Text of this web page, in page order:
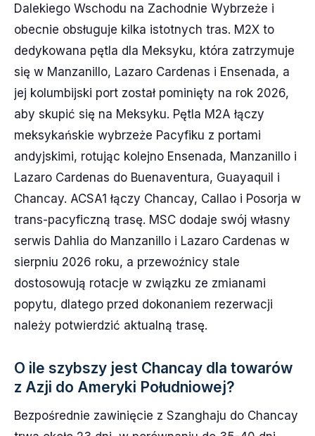
Dalekiego Wschodu na Zachodnie Wybrzeże i
obecnie obsługuje kilka istotnych tras. M2X to
dedykowana pętla dla Meksyku, która zatrzymuje
się w Manzanillo, Lazaro Cardenas i Ensenada, a
jej kolumbijski port został pominięty na rok 2026,
aby skupić się na Meksyku. Pętla M2A łączy
meksykańskie wybrzeże Pacyfiku z portami
andyjskimi, rotując kolejno Ensenada, Manzanillo i
Lazaro Cardenas do Buenaventura, Guayaquil i
Chancay. ACSA1 łączy Chancay, Callao i Posorja w
trans-pacyficzną trasę. MSC dodaje swój własny
serwis Dahlia do Manzanillo i Lazaro Cardenas w
sierpniu 2026 roku, a przewoźnicy stale
dostosowują rotacje w związku ze zmianami
popytu, dlatego przed dokonaniem rezerwacji
należy potwierdzić aktualną trasę.
O ile szybszy jest Chancay dla towarów
z Azji do Ameryki Południowej?
Bezpośrednie zawinięcie z Szanghaju do Chancay